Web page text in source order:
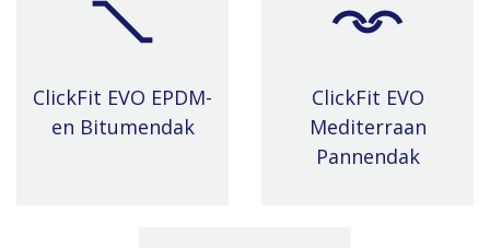
ClickFit EVO EPDM-
en Bitumendak
ClickFit EVO
Mediterraan
Pannendak